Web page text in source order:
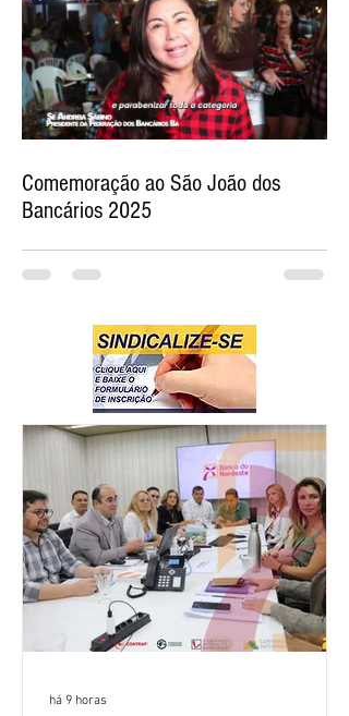
Comemoração ao São João dos
Bancários 2025
há 9 horas